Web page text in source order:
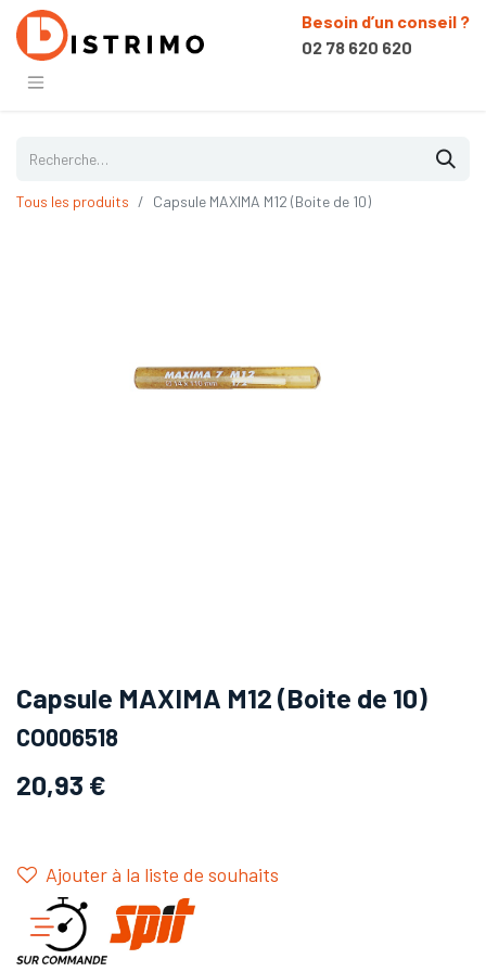
Besoin d’un conseil ?
02 78 620 620
Tous les produits Capsule MAXIMA M12 (Boite de 10)
Capsule MAXIMA M12 (Boite de 10)
CO006518
20,93 €
Ajouter à la liste de souhaits